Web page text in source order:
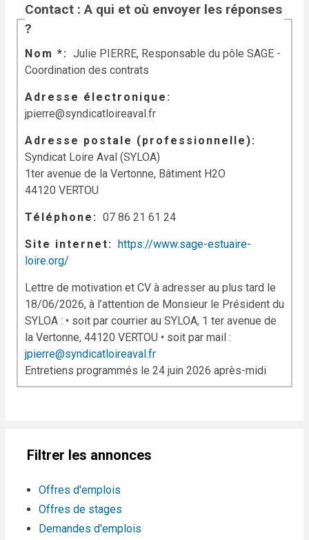
Contact : A qui et où envoyer les réponses
?
Nom *
Julie PIERRE, Responsable du pôle SAGE -
Coordination des contrats
Adresse électronique
jpierre@syndicatloireaval.fr
Adresse postale (professionnelle)
Syndicat Loire Aval (SYLOA)
1ter avenue de la Vertonne, Bâtiment H2O
44120 VERTOU
Téléphone 07 86 21 61 24
Site internet
https://www.sage-estuaire-
loire.org/
Lettre de motivation et CV à adresser au plus tard le
18/06/2026, à l’attention de Monsieur le Président du
SYLOA : • soit par courrier au SYLOA, 1 ter avenue de
la Vertonne, 44120 VERTOU • soit par mail :
jpierre@syndicatloireaval.fr
Entretiens programmés le 24 juin 2026 après-midi
Filtrer les annonces
Offres d'emplois
Offres de stages
Demandes d'emplois